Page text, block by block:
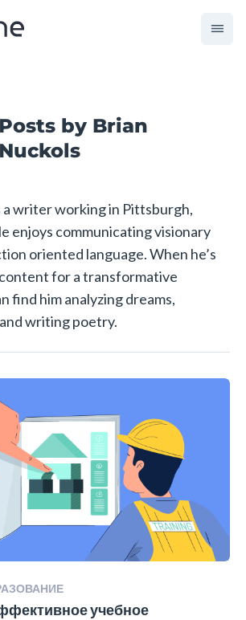
Posts by Brian
Nuckols
a writer working in Pittsburgh,
enjoys communicating visionary
oriented language. When he’s
for a transformative
find him analyzing dreams,
writing poetry.
учебное